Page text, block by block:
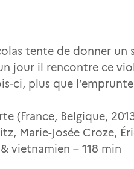
tente de donner un
jour il rencontre ce
ci, plus que
(France, Belgique,
Marie-Josée Croze,
vietnamien – 118 min